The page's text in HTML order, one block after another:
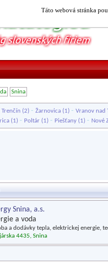
Táto webová stránka
Snina
Trenčín (2) - Žarnovica (1) - Vranov nad
(1) - Poltár (1) - Piešťany (1) - Nové
Snina, a.s.
a voda
a dodávky tepla, elektrickej energie,
4435, Snina